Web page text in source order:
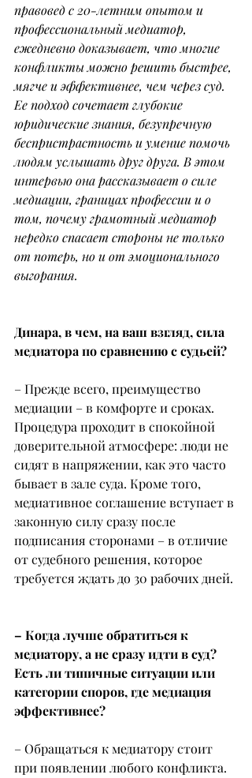
правовед с 20-летним опытом и
профессиональный медиатор,
ежедневно доказывает, что многие
конфликты можно решить быстрее,
мягче и эффективнее, чем через суд.
Ее подход сочетает глубокие
юридические знания, безупречную
беспристрастность и умение помочь
людям услышать друг друга. В этом
интервью она рассказывает о силе
медиации, границах профессии и о
том, почему грамотный медиатор
нередко спасает стороны не только
от потерь, но и от эмоционального
выгорания.
Динара, в чем, на ваш взгляд, сила
медиатора по сравнению с судьей?
– Прежде всего, преимущество
медиации – в комфорте и сроках.
Процедура проходит в спокойной
доверительной атмосфере: люди не
сидят в напряжении, как это часто
бывает в зале суда. Кроме того,
медиативное соглашение вступает в
законную силу сразу после
подписания сторонами – в отличие
от судебного решения, которое
требуется ждать до 30 рабочих дней.
– Когда лучше обратиться к
медиатору, а не сразу идти в суд?
Есть ли типичные ситуации или
категории споров, где медиация
эффективнее?
– Обращаться к медиатору стоит
при появлении любого конфликта.